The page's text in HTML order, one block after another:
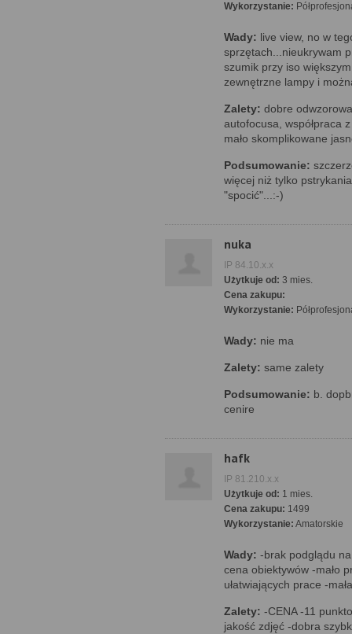
Wykorzystanie:
Wady: live view, no w
sprzętach...nieukrywam
szumik przy iso
zewnętrzne lampy i
Zalety: dobre
autofocusa, współpraca
mało skomplikowane
Podsumowanie:
więcej niż tylko
"spocić"...:-)
nuka
IP 84.10.x.x
Użytkuje od: 3 mies.
Cena zakupu:
Wykorzystanie:
Wady: nie ma
Zalety: same zalety
Podsumowanie: b.
cenire
hafk
IP 81.210.x.x
Użytkuje od: 1 mies.
Cena zakupu: 1499
Wykorzystanie: Amatorskie
Wady: -brak podglądu
cena obiektywów -mało
ułatwiających prace -
Zalety: -CENA -11
jakość zdjęć -dobra